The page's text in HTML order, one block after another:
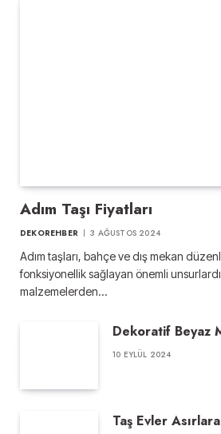
Adım Taşı Fiyatları
DEKOREHBER 3 AĞUSTOS 2024
Adım taşları, bahçe ve dış mekan
fonksiyonellik sağlayan önemli
malzemelerden…
Dekoratif Beyaz
10 EYLÜL 2024
Taş Evler